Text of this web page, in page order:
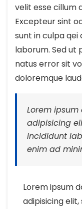
velit esse cillum
Excepteur sint
sunt in culpa qei
laborum. Sed ut
natus error sit
doloremque
Lorem
adipisicing
incididunt
enim ad
Lorem ipsum
adipisicing